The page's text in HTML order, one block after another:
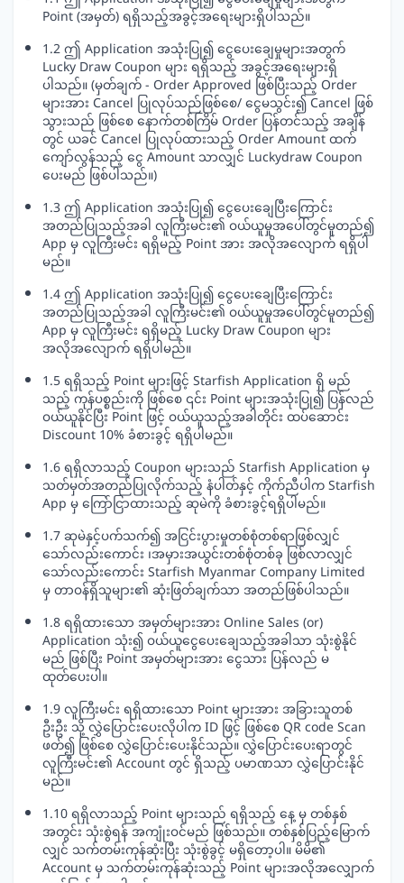
Point (အမှတ်) ရရှိသည့်အခွင့်အရေးများရှိပါသည်။
1.2 ဤ Application အသုံးပြု၍ ငွေပေးချေမှုများအတွက်
Lucky Draw Coupon များ ရရှိသည့် အခွင့်အရေးများရှိ
ပါသည်။ (မှတ်ချက် - Order Approved ဖြစ်ပြီးသည့် Order
များအား Cancel ပြုလုပ်သည်ဖြစ်စေ/ ငွေမသွင်း၍ Cancel ဖြစ်
သွားသည် ဖြစ်စေ နောက်တစ်ကြိမ် Order ပြန်တင်သည့် အချိန်
တွင် ယခင် Cancel ပြုလုပ်ထားသည့် Order Amount ထက်
ကျော်လွန်သည့် ငွေ Amount သာလျှင် Luckydraw Coupon
ပေးမည် ဖြစ်ပါသည်။)
1.3 ဤ Application အသုံးပြု၍ ငွေပေးချေပြီးကြောင်း
အတည်ပြုသည့်အခါ လူကြီးမင်း၏ ဝယ်ယူမှုအပေါ်တွင်မူတည်၍
App မှ လူကြီးမင်း ရရှိမည့် Point အား အလိုအလျောက် ရရှိပါ
မည်။
1.4 ဤ Application အသုံးပြု၍ ငွေပေးချေပြီးကြောင်း
အတည်ပြုသည့်အခါ လူကြီးမင်း၏ ဝယ်ယူမှုအပေါ်တွင်မူတည်၍
App မှ လူကြီးမင်း ရရှိမည့် Lucky Draw Coupon များ
အလိုအလျောက် ရရှိပါမည်။
1.5 ရရှိသည့် Point များဖြင့် Starfish Application ရှိ မည်
သည့် ကုန်ပစ္စည်းကို ဖြစ်စေ ၎င်း Point များအသုံးပြု၍ ပြန်လည်
ဝယ်ယူနိုင်ပြီး Point ဖြင့် ဝယ်ယူသည့်အခါတိုင်း ထပ်ဆောင်း
Discount 10% ခံစားခွင့် ရရှိပါမည်။
1.6 ရရှိလာသည့် Coupon များသည် Starfish Application မှ
သတ်မှတ်အတည်ပြုလိုက်သည့် နံပါတ်နှင့် ကိုက်ညီပါက Starfish
App မှ ကြော်ငြာထားသည့် ဆုမဲကို ခံစားခွင့်ရရှိပါမည်။
1.7 ဆုမဲနှင့်ပက်သက်၍ အငြင်းပွားမှုတစ်စုံတစ်ရာဖြစ်လျှင်
သော်လည်းကောင်း ၊အမှားအယွင်းတစ်စုံတစ်ခု ဖြစ်လာလျှင်
သော်လည်းကောင်း Starfish Myanmar Company Limited
မှ တာဝန်ရှိသူများ၏ ဆုံးဖြတ်ချက်သာ အတည်ဖြစ်ပါသည်။
1.8 ရရှိထားသော အမှတ်များအား Online Sales (or)
Application သုံး၍ ဝယ်ယူငွေပေးချေသည့်အခါသာ သုံးစွဲနိုင်
မည် ဖြစ်ပြီး Point အမှတ်များအား ငွေသား ပြန်လည် မ
ထုတ်ပေးပါ။
1.9 လူကြီးမင်း ရရှိထားသော Point များအား အခြားသူတစ်
ဦးဦး သို့ လွှဲပြောင်းပေးလိုပါက ID ဖြင့် ဖြစ်စေ QR code Scan
ဖတ်၍ ဖြစ်စေ လွှဲပြောင်းပေးနိုင်သည်။ လွှဲပြောင်းပေးရာတွင်
လူကြီးမင်း၏ Account တွင် ရှိသည့် ပမာဏသာ လွှဲပြောင်းနိုင်
မည်။
1.10 ရရှိလာသည့် Point များသည် ရရှိသည့် နေ့ မှ တစ်နှစ်
အတွင်း သုံးစွဲရန် အကျုံးဝင်မည် ဖြစ်သည်။ တစ်နှစ်ပြည့်မြောက်
လျှင် သက်တမ်းကုန်ဆုံးပြီး သုံးစွဲခွင့် မရှိတော့ပါ။ မိမိ၏
Account မှ သက်တမ်းကုန်ဆုံးသည့် Point များအလိုအလျှောက်